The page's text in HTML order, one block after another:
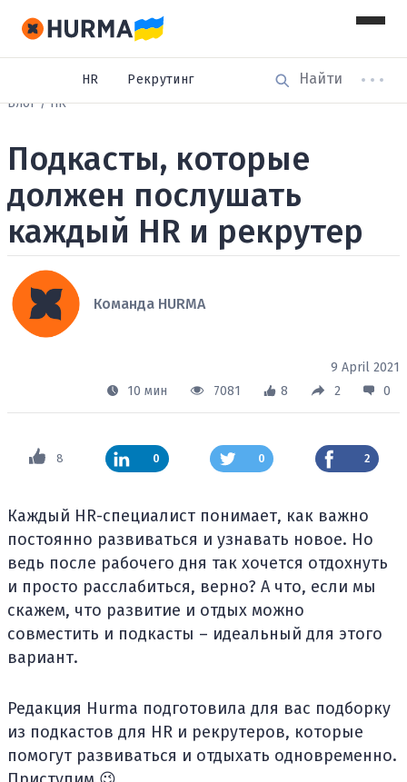
HR
Рекрутинг
Блог
HR
Подкасты, которые
должен послушать
каждый HR и рекрутер
Команда HURMA
9 April 2021
10 мин
7081 8 2 0
8 0 0 2
Каждый HR-специалист понимает, как важно
постоянно развиваться и узнавать новое. Но
ведь после рабочего дня так хочется отдохнуть
и просто расслабиться, верно? А что, если мы
скажем, что развитие и отдых можно
совместить и подкасты – идеальный для этого
вариант.
Редакция Hurma подготовила для вас подборку
из подкастов для HR и рекрутеров, которые
помогут развиваться и отдыхать одновременно.